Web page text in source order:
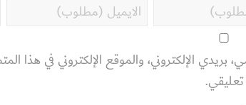
بريدي الإلكتروني، والموقع الإلكتروني في هذا
تعليقي.